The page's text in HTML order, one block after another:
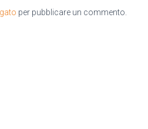
per pubblicare un commento.